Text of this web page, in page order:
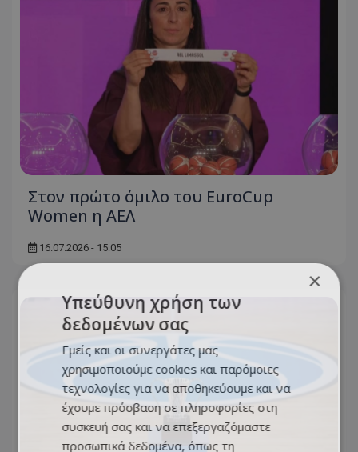
Στον πρώτο όμιλο του EuroCup
Women η ΑΕΛ
16.07.2026 - 15:05
×
Υπεύθυνη χρήση των
δεδομένων σας
Εμείς και οι συνεργάτες μας
χρησιμοποιούμε cookies και παρόμοιες
τεχνολογίες για να αποθηκεύουμε και να
έχουμε πρόσβαση σε πληροφορίες στη
συσκευή σας και να επεξεργαζόμαστε
προσωπικά δεδομένα, όπως τη